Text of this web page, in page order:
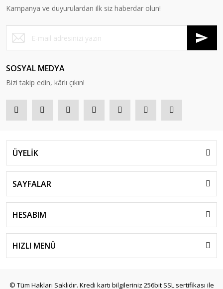
Kampanya ve duyurulardan ilk siz haberdar olun!
SOSYAL MEDYA
Bizi takip edin, kârlı çıkın!
ÜYELİK
SAYFALAR
HESABIM
HIZLI MENÜ
© Tüm Hakları Saklıdır. Kredi kartı bilgileriniz 256bit SSL sertifikası ile